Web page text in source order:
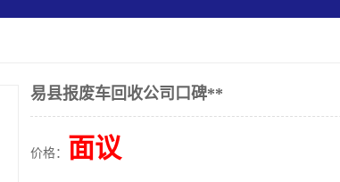
易县报废车回收公司口碑**
价格： 面议